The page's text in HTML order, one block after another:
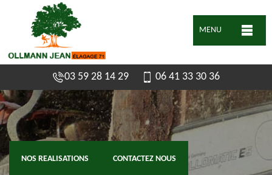
MENU
03 59 28 14 29 06 41 33 30 36
NOS REALISATIONS CONTACTEZ NOUS